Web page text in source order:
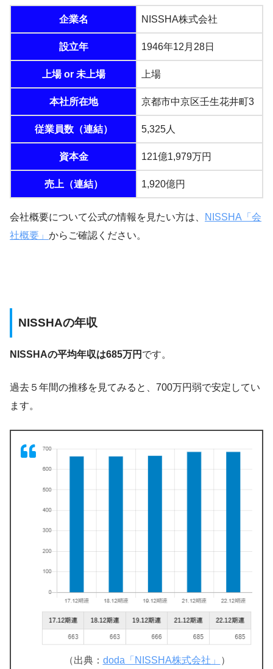
企業名 NISSHA株式会社
設立年 1946年12月28日
上場 or 未上場 上場
本社所在地 京都市中京区壬生花井町3
従業員数（連結） 5,325人
資本金 121億1,979万円
売上（連結） 1,920億円
会社概要について公式の情報を見たい方は、
NISSHA「会
社概要」 からご確認ください。
NISSHAの年収
NISSHAの平均年収は685万円 です。
過去５年間の推移を見てみると、700万円弱で安定してい
ます。
（出典： doda「NISSHA株式会社」 ）